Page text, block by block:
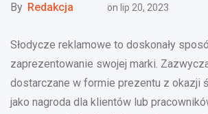
By Redakcja on lip 20, 2023
Słodycze reklamowe to doskonały
zaprezentowanie swojej marki.
dostarczane w formie prezentu z okazji
jako nagroda dla klientów lub